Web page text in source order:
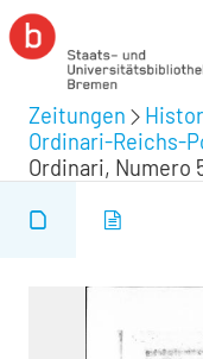
Zeitungen
Ordinari-Reichs-
Ordinari, Numero